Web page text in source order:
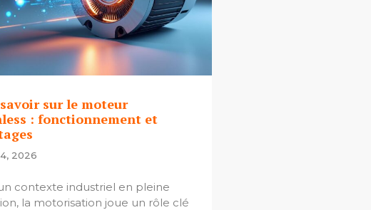
sur le moteur
: fonctionnement et
2026
contexte industriel en pleine
la motorisation joue un rôle clé